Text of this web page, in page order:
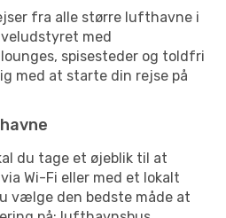
fra alle større lufthavne i
veludstyret med
spisesteder og toldfri
med at starte din rejse på
du tage et øjeblik til at
Wi-Fi eller med et lokalt
vælge den bedste måde at